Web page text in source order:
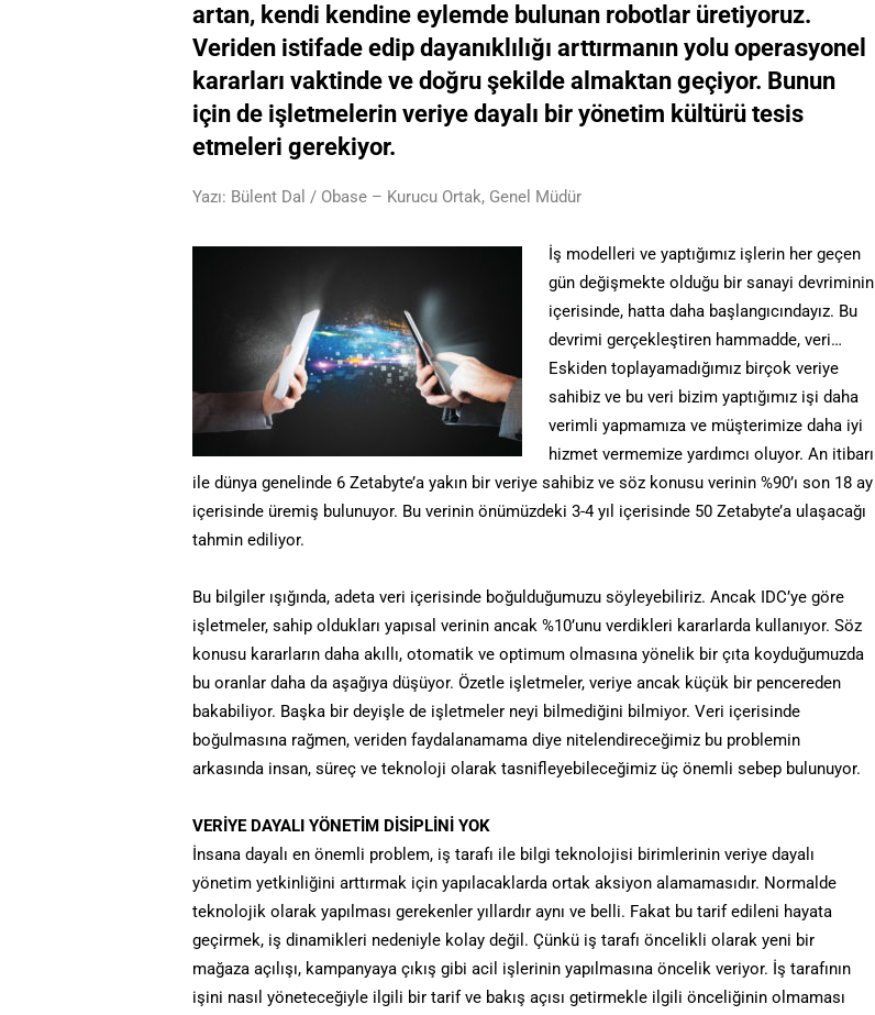
artan, kendi kendine eylemde bulunan robotlar üretiyoruz.
Veriden istifade edip dayanıklılığı arttırmanın yolu operasyonel
kararları vaktinde ve doğru şekilde almaktan geçiyor. Bunun
için de işletmelerin veriye dayalı bir yönetim kültürü tesis
etmeleri gerekiyor.
Yazı: Bülent Dal / Obase – Kurucu Ortak, Genel Müdür
İş modelleri ve yaptığımız işlerin her geçen
gün değişmekte olduğu bir sanayi devriminin
içerisinde, hatta daha başlangıcındayız. Bu
devrimi gerçekleştiren hammadde, veri…
Eskiden toplayamadığımız birçok veriye
sahibiz ve bu veri bizim yaptığımız işi daha
verimli yapmamıza ve müşterimize daha iyi
hizmet vermemize yardımcı oluyor. An itibarı
ile dünya genelinde 6 Zetabyte’a yakın bir veriye sahibiz ve söz konusu verinin %90’ı son 18 ay
içerisinde üremiş bulunuyor. Bu verinin önümüzdeki 3-4 yıl içerisinde 50 Zetabyte’a ulaşacağı
tahmin ediliyor.
Bu bilgiler ışığında, adeta veri içerisinde boğulduğumuzu söyleyebiliriz. Ancak IDC’ye göre
işletmeler, sahip oldukları yapısal verinin ancak %10’unu verdikleri kararlarda kullanıyor. Söz
konusu kararların daha akıllı, otomatik ve optimum olmasına yönelik bir çıta koyduğumuzda
bu oranlar daha da aşağıya düşüyor. Özetle işletmeler, veriye ancak küçük bir pencereden
bakabiliyor. Başka bir deyişle de işletmeler neyi bilmediğini bilmiyor. Veri içerisinde
boğulmasına rağmen, veriden faydalanamama diye nitelendireceğimiz bu problemin
arkasında insan, süreç ve teknoloji olarak tasnifleyebileceğimiz üç önemli sebep bulunuyor.
VERİYE DAYALI YÖNETİM DİSİPLİNİ YOK
İnsana dayalı en önemli problem, iş tarafı ile bilgi teknolojisi birimlerinin veriye dayalı
yönetim yetkinliğini arttırmak için yapılacaklarda ortak aksiyon alamamasıdır. Normalde
teknolojik olarak yapılması gerekenler yıllardır aynı ve belli. Fakat bu tarif edileni hayata
geçirmek, iş dinamikleri nedeniyle kolay değil. Çünkü iş tarafı öncelikli olarak yeni bir
mağaza açılışı, kampanyaya çıkış gibi acil işlerinin yapılmasına öncelik veriyor. İş tarafının
işini nasıl yöneteceğiyle ilgili bir tarif ve bakış açısı getirmekle ilgili önceliğinin olmaması